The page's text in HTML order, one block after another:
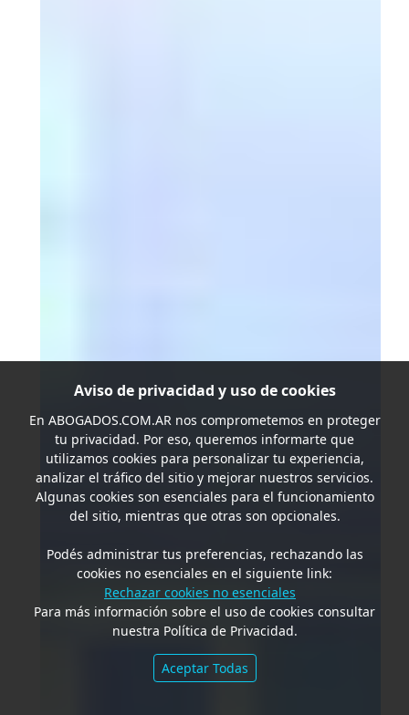
Aviso de privacidad y uso de cookies
En ABOGADOS.COM.ARnos comprometemos en proteger
tu privacidad. Por eso, queremos informarte que
utilizamos cookies para personalizar tu experiencia,
analizar el tráfico del sitio y mejorar nuestros servicios.
Algunas cookies son esenciales para el funcionamiento
del sitio, mientras que otras son opcionales.
Podés administrar tus preferencias, rechazando las
cookies no esenciales en el siguiente link:
Rechazar cookies no esenciales
Para más información sobre el uso de cookies consultar
nuestra Política de Privacidad.
Aceptar Todas